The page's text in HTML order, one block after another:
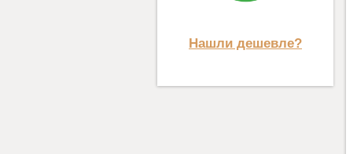
Нашли дешевле?